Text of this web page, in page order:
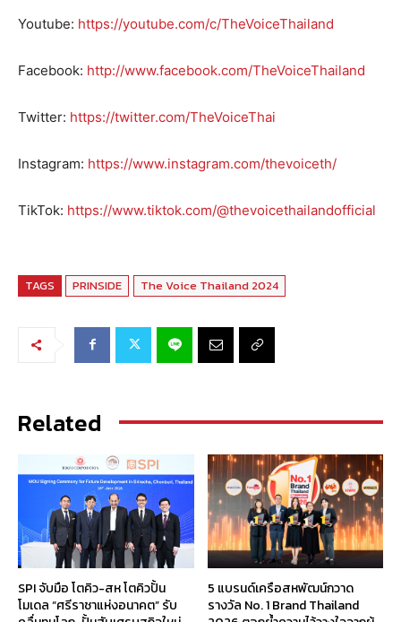
Youtube: https://youtube.com/c/TheVoiceThailand
Facebook: http://www.facebook.com/TheVoiceThailand
Twitter: https://twitter.com/TheVoiceThai
Instagram: https://www.instagram.com/thevoiceth/
TikTok: https://www.tiktok.com/@thevoicethailandofficial
TAGS PRINSIDE The Voice Thailand 2024
Related
SPI จับมือ โตคิว-สห โตคิวปั้น
โมเดล “ศรีราชาแห่งอนาคต” รับ
5 แบรนด์เครือสหพัฒน์กวาด
รางวัล No. 1 Brand Thailand